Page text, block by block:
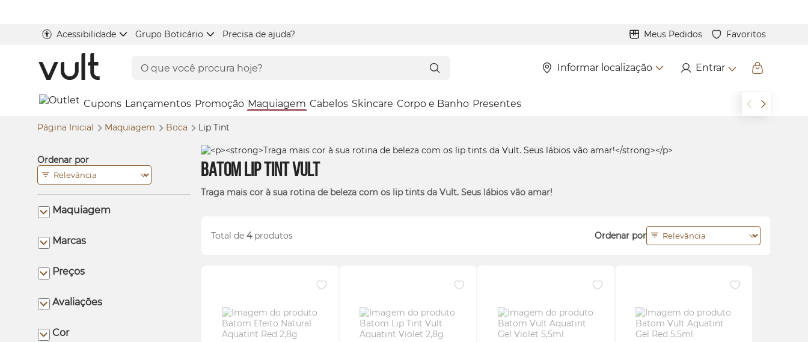
Acessibilidade Grupo Boticário Precisa de ajuda? Meus Pedidos Favoritos
Informar localização Entrar
Cupons Lançamentos Promoção Maquiagem Cabelos Skincare Corpo e Banho Presentes
Página Inicial Maquiagem Boca Lip Tint
BatomLip Tint Vult
Traga mais cor à sua rotina de beleza com os liptints da Vult. Seus lábios vão amar!
Total de4produtos Ordenar por
Ordenar por
Maquiagem
Marcas
Preços
Avaliações
Cor